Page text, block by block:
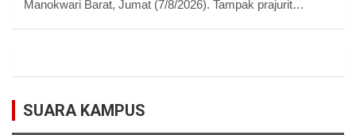
Manokwari Barat, Jumat (7/8/2026). Tampak prajurit…
SUARA KAMPUS